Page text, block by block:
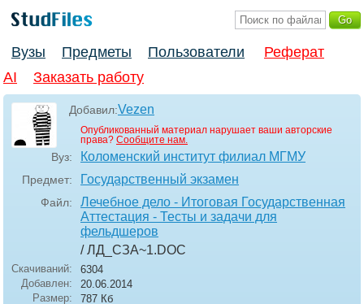
Вузы Предметы Пользователи
Реферат
AI
Заказать работу
Добавил:Vezen
Опубликованный материал нарушает ваши авторские
права? Сообщите нам.
Вуз: Коломенский институт филиал МГМУ
Предмет: Государственный экзамен
Файл:
Лечебное дело - Итоговая Государственная
Аттестация - Тесты и задачи для
фельдшеров
/ ЛД_СЗА~1.DOC
Скачиваний:
6304
Добавлен:
20.06.2014
Размер:
787 Кб